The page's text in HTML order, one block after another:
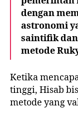
dengan
astronomi
saintifik
metode
Ketika
tinggi, Hisab
metode yang